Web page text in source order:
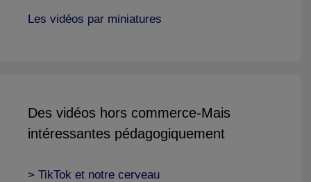
Les vidéos par miniatures
Des vidéos hors commerce-Mais
intéressantes pédagogiquement
> TikTok et notre cerveau